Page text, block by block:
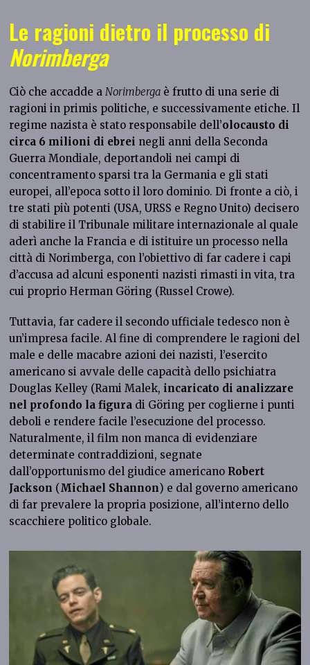
Le ragioni dietro il processo di
Norimberga
Ciò che accadde aNorimberga è frutto di una serie di
ragioni in primis politiche, e successivamente etiche. Il
regime nazista è stato responsabile dell’olocausto di
circa 6 milioni di ebrei negli anni della Seconda
Guerra Mondiale, deportandoli nei campi di
concentramento sparsi tra la Germania e gli stati
europei, all’epoca sotto il loro dominio. Di fronte a ciò, i
tre stati più potenti (USA, URSS e Regno Unito) decisero
di stabilire il Tribunale militare internazionale al quale
aderì anche la Francia e di istituire un processo nella
città di Norimberga, con l’obiettivo di far cadere i capi
d’accusa ad alcuni esponenti nazisti rimasti in vita, tra
cui proprio Herman Göring (Russel Crowe).
Tuttavia, far cadere il secondo ufficiale tedesco non è
un’impresa facile. Al fine di comprendere le ragioni del
male e delle macabre azioni dei nazisti, l’esercito
americano si avvale delle capacità dello psichiatra
Douglas Kelley (Rami Malek, incaricato di analizzare
nel profondo la figura di Göring per coglierne i punti
deboli e rendere facile l’esecuzione del processo.
Naturalmente, il film non manca di evidenziare
determinate contraddizioni, segnate
dall’opportunismo del giudice americano Robert
Jackson (Michael Shannon) e dal governo americano
di far prevalere la propria posizione, all’interno dello
scacchiere politico globale.